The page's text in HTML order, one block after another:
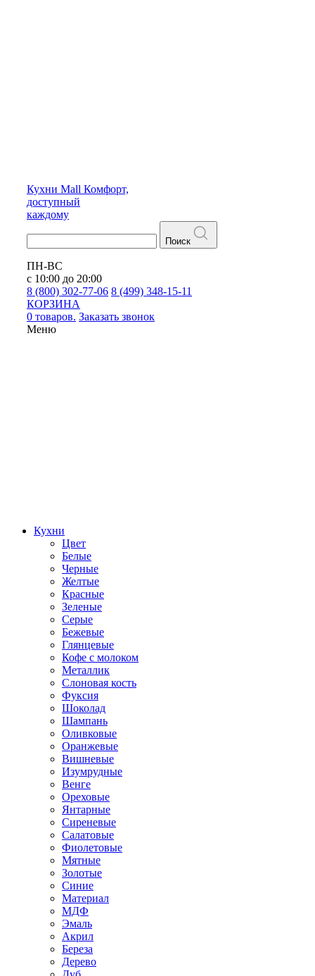
Кухни Mall Комфорт,
доступный
каждому
Поиск
ПН-ВС
с 10:00 до 20:00
8 (800) 302-77-06 8 (499) 348-15-11
КОРЗИНА
0 товаров. Заказать звонок
Меню
Кухни
Цвет
Белые
Черные
Желтые
Красные
Зеленые
Серые
Бежевые
Глянцевые
Кофе с молоком
Металлик
Слоновая кость
Фуксия
Шоколад
Шампань
Оливковые
Оранжевые
Вишневые
Изумрудные
Венге
Ореховые
Янтарные
Сиреневые
Салатовые
Фиолетовые
Мятные
Золотые
Синие
Материал
МДФ
Эмаль
Акрил
Береза
Дерево